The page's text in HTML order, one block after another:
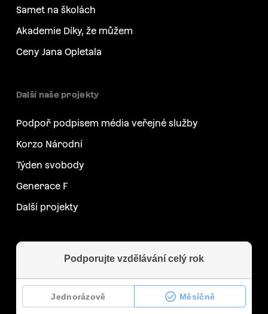
Samet na školách
Akademie Díky, že můžem
Ceny Jana Opletala
Další naše projekty
Podpoř podpisem média veřejné služby
Korzo Národní
Týden svobody
Generace F
Další projekty